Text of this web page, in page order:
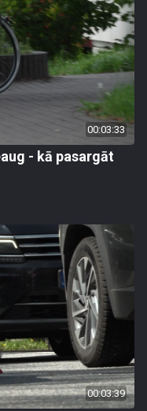
00:03:33
- kā pasargāt
00:03:39